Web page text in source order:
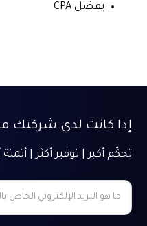
يفضل CPA
إذا كانت لدى شركتك
تحكّم أكبر | توفير أكثر | أتمتة